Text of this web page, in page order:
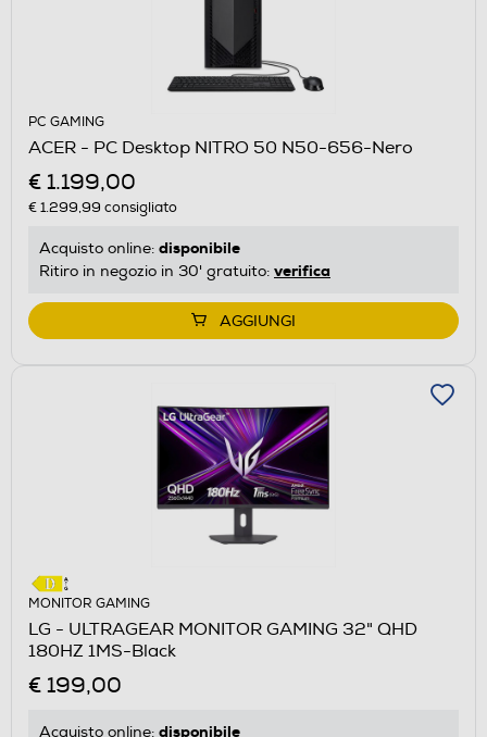
PC GAMING
ACER - PC Desktop NITRO 50 N50-656-Nero
€ 1.199,00
€ 1.299,99 consigliato
Acquisto online: disponibile
Ritiro in negozio in 30' gratuito: verifica
AGGIUNGI
MONITOR GAMING
LG - ULTRAGEAR MONITOR GAMING 32" QHD
180HZ 1MS-Black
€ 199,00
Acquisto online: disponibile